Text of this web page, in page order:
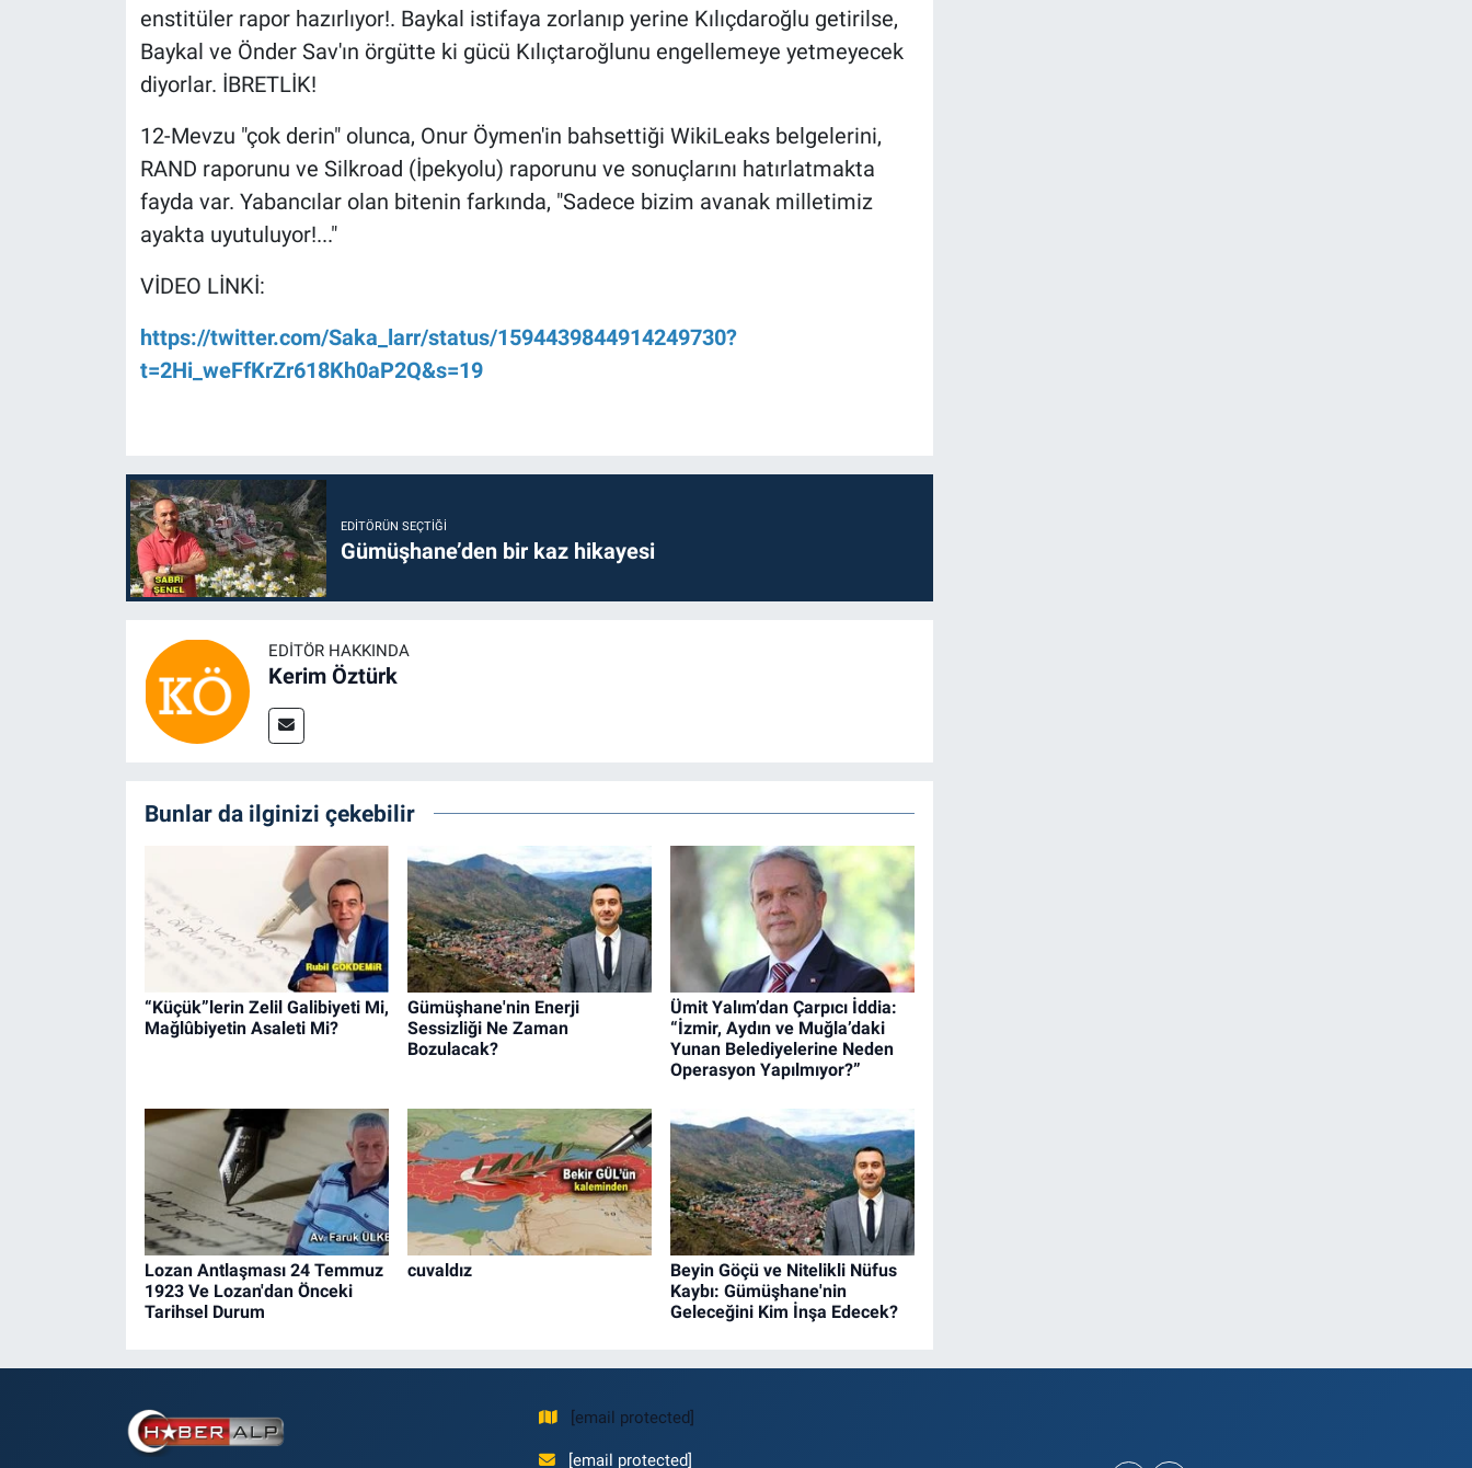
enstitüler rapor hazırlıyor!. Baykal istifaya zorlanıp yerine Kılıçdaroğlu getirilse,
Baykal ve Önder Sav'ın örgütte ki gücü Kılıçtaroğlunu engellemeye yetmeyecek
diyorlar. İBRETLİK!
12-Mevzu "çok derin" olunca, Onur Öymen'in bahsettiği WikiLeaks belgelerini,
RAND raporunu ve Silkroad (İpekyolu) raporunu ve sonuçlarını hatırlatmakta
fayda var. Yabancılar olan bitenin farkında, "Sadece bizim avanak milletimiz
ayakta uyutuluyor!..."
VİDEO LİNKİ:
https://twitter.com/Saka_larr/status/1594439844914249730?
t=2Hi_weFfKrZr618Kh0aP2Q&s=19
EDITÖRÜN SEÇTIĞI
Gümüşhane’den bir kaz hikayesi
EDITÖR HAKKINDA
Kerim Öztürk
Bunlar da ilginizi çekebilir
“Küçük”lerin Zelil Galibiyeti Mi,
Mağlûbiyetin Asaleti Mi?
Gümüşhane'nin Enerji
Sessizliği Ne Zaman
Bozulacak?
Ümit Yalım’dan Çarpıcı İddia:
“İzmir, Aydın ve Muğla’daki
Yunan Belediyelerine Neden
Operasyon Yapılmıyor?”
Lozan Antlaşması 24 Temmuz
1923 Ve Lozan'dan Önceki
Tarihsel Durum
cuvaldız
Beyin Göçü ve Nitelikli Nüfus
Kaybı: Gümüşhane'nin
Geleceğini Kim İnşa Edecek?
[email protected]
[email protected]